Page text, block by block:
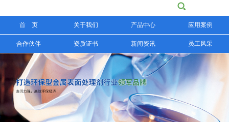
首 页 关于我们 产品中心 应用案例
合作伙伴 资质证书 新闻资讯 员工风采
搜索